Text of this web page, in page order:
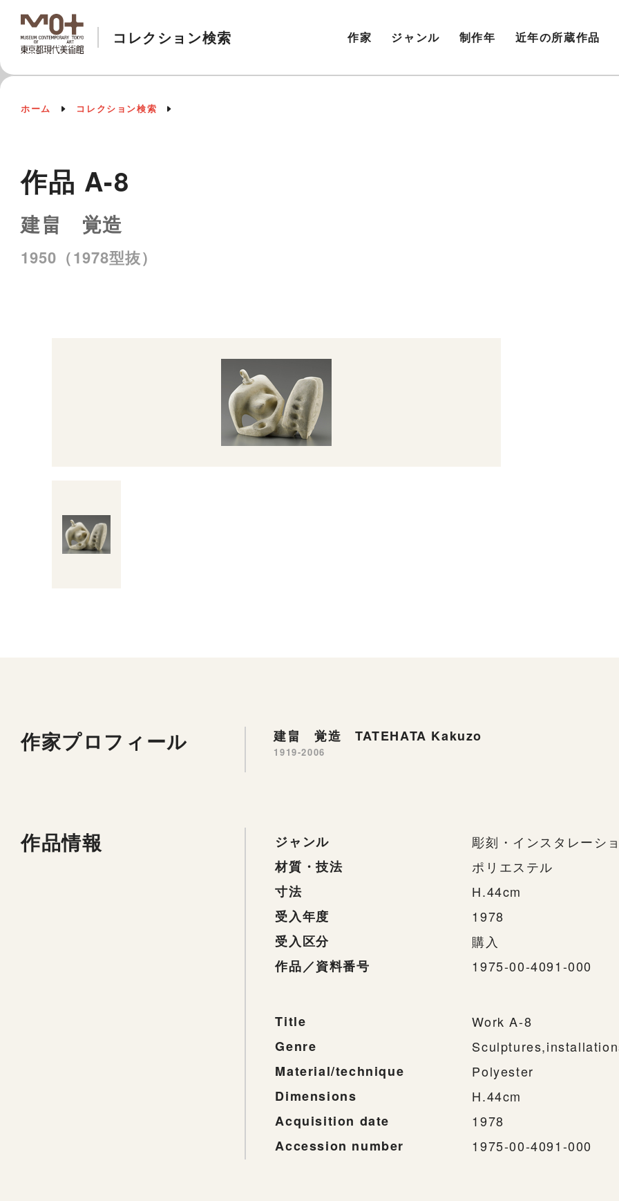
コレクション検索 作家 ジャンル 制作年 近年の所蔵作品
ホーム コレクション検索
作品 A-8
建畠 覚造
1950（1978型抜）
作家プロフィール 建畠 覚造 TATEHATA Kakuzo
1919-2006
作品情報 ジャンル
彫刻・インスタレーシ
材質・技法
ポリエステル
寸法
H.44cm
受入年度
1978
受入区分
購入
作品／資料番号
1975-00-4091-000
Title
Work A-8
Genre
Material/technique
Polyester
Dimensions
H.44cm
Acquisition date
1978
Accession number
1975-00-4091-000